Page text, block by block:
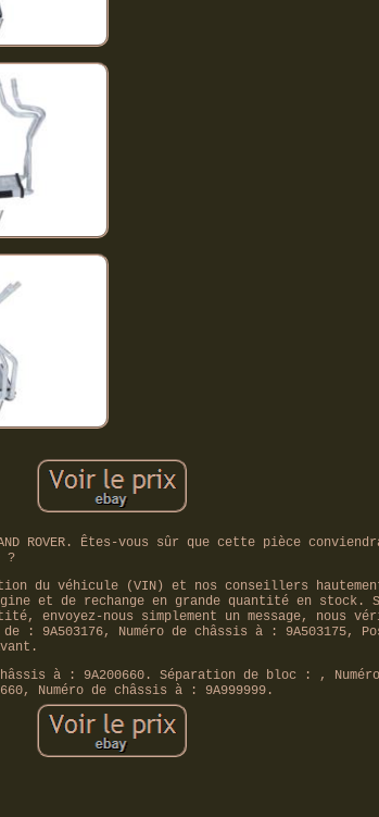
ROVER. Êtes-vous sûr que cette pièce
?
du véhicule (VIN) et nos conseillers
et de rechange en grande quantité en stock.
envoyez-nous simplement un message, nous
: 9A503176, Numéro de châssis à : 9A503175,
à : 9A200660. Séparation de bloc : ,
Numéro de châssis à : 9A999999.